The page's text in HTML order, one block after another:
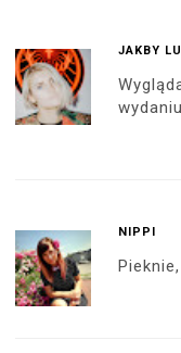
JAKBY
NIPPI